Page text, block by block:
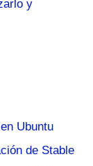
y
Ubuntu
de Stable